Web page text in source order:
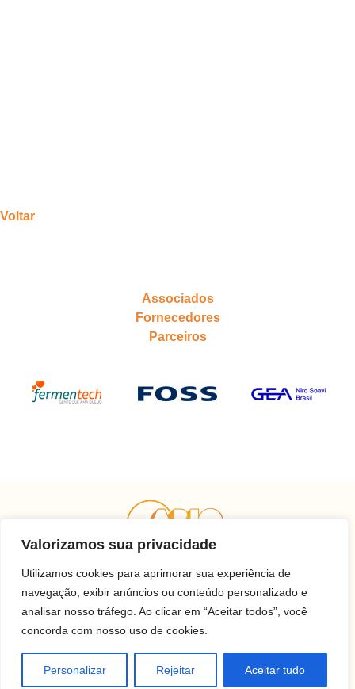
Valorizamos sua privacidade
Utilizamos cookies para aprimorar sua experiência de
navegação, exibir anúncios ou conteúdo personalizado e
analisar nosso tráfego. Ao clicar em “Aceitar todos”, você
concorda com nosso uso de cookies.
Personalizar Rejeitar Aceitar tudo
Voltar
Associados
Fornecedores
Parceiros
Contato
(11) 3259-9213
(11) 3259-8266
(11) 3120-6348